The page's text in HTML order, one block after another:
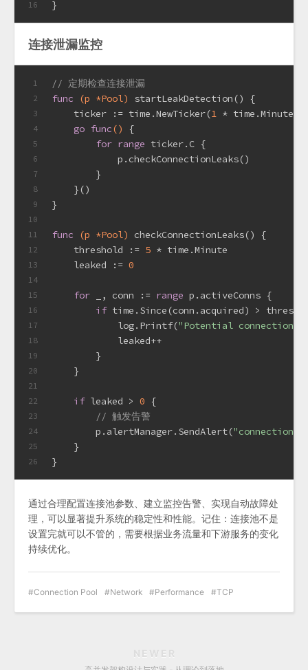
16 }
连接泄漏监控
1
2
3
4
5
6
7
8
9
10
11
12
13
14
15
16
17
18
19
20
21
22
23
24
25
26
// 定期检查连接泄漏
func
(p *Pool)
startLeakDetection() {
    ticker := time.NewTicker(
1 * time.Minute)
go func()
{
for range ticker.C {
            p.checkConnectionLeaks()
        }
    }()
}
func (p *Pool) checkConnectionLeaks() {
    threshold :=
5 * time.Minute
    leaked :=
0
for _, conn := range p.activeConns {
if time.Since(conn.acquired) >
            log.Printf(
"Potential connection
            leaked++
        }
    }
if leaked > 0 {
// 触发告警
        p.alertManager.SendAlert(
    }
}
通过合理配置连接池参数、建立监控告警、实现自动故障处
理，可以显著提升系统的稳定性和性能。记住：连接池不是
设置完就可以不管的，需要根据业务流量和下游服务的变化
持续优化。
Connection Pool Network Performance TCP
NEWER